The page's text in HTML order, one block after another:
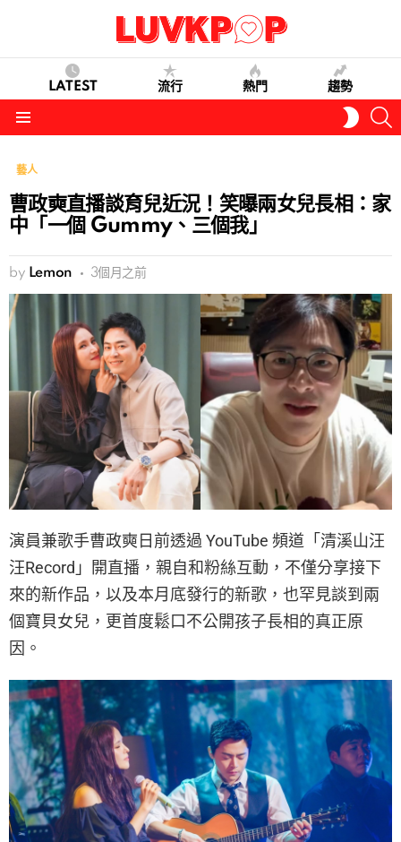
LATEST 流行 熱門 趨勢
SKIN
藝人
曹政奭直播談育兒近況！笑曝兩女兒長相：家
中「一個 Gummy、三個我」
by Lemon 3個月之前
演員兼歌手曹政奭日前透過 YouTube 頻道「清溪山汪
汪Record」開直播，親自和粉絲互動，不僅分享接下
來的新作品，以及本月底發行的新歌，也罕見談到兩
個寶貝女兒，更首度鬆口不公開孩子長相的真正原
因。